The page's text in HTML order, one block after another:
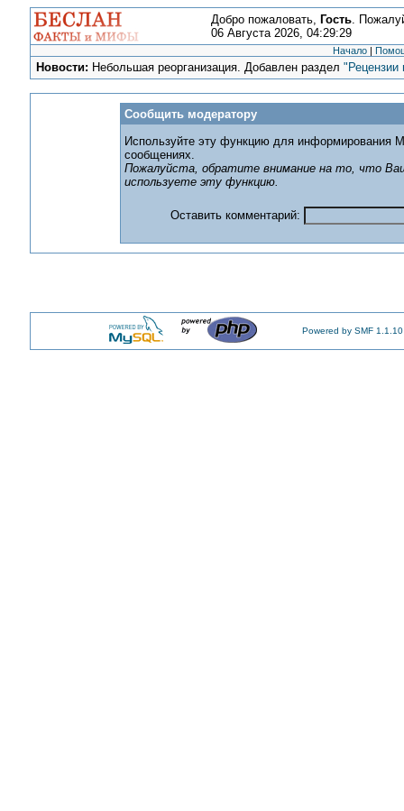
Добро пожаловать, Гость.
06 Августа 2026, 04:29:29
Начало |
Новости: Небольшая реорганизация. Добавлен раздел"Рецензии
Сообщить модератору
Используйте эту функцию для информирования
сообщениях.
Пожалуйста, обратите внимание на то, что
используете эту функцию.
Оставить комментарий:
Powered by SMF 1.1.10